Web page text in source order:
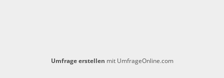
Umfrage erstellen mit UmfrageOnline.com